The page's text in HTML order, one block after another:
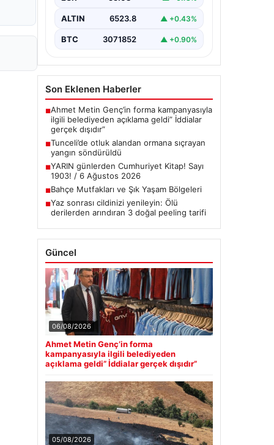
ALTIN 6523.8 ▲ +0.43%
BTC 3071852 ▲ +0.90%
Son Eklenen Haberler
■Ahmet Metin Genç’in forma kampanyasıyla
ilgili belediyeden açıklama geldi” İddialar
gerçek dışıdır”
■Tunceli’de otluk alandan ormana sıçrayan
yangın söndürüldü
■YARIN günlerden Cumhuriyet Kitap! Sayı
1903! / 6 Ağustos 2026
■Bahçe Mutfakları ve Şık Yaşam Bölgeleri
■Yaz sonrası cildinizi yenileyin: Ölü
derilerden arındıran 3 doğal peeling tarifi
Güncel
06/08/2026
Ahmet Metin Genç’in forma
kampanyasıyla ilgili belediyeden
açıklama geldi” İddialar gerçek dışıdır”
05/08/2026